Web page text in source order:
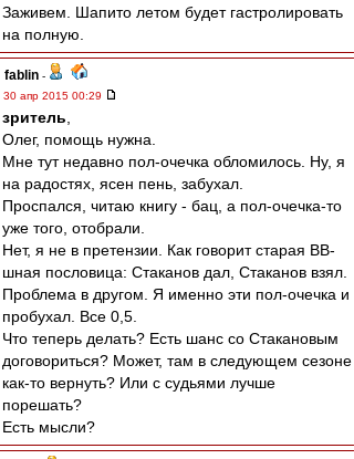
Заживем. Шапито летом будет гастролировать
на полную.
fablin -
30 апр 2015 00:29
зpитель
Олег, помощь нужна.
Мне тут недавно пол-очечка обломилось. Ну, я
на радостях, ясен пень, забухал.
Проспался, читаю книгу - бац, а пол-очечка-то
уже того, отобрали.
Нет, я не в претензии. Как говорит старая ВВ-
шная пословица: Стаканов дал, Стаканов взял.
Проблема в другом. Я именно эти пол-очечка и
пробухал. Все 0,5.
Что теперь делать? Есть шанс со Стакановым
договориться? Может, там в следующем сезоне
как-то вернуть? Или с судьями лучше
порешать?
Есть мысли?